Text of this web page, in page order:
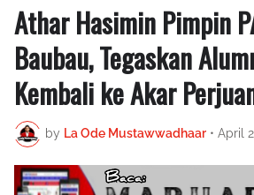
Athar Hasimin Pimpin
Baubau, Tegaskan
Kembali ke Akar
by La Ode Mustawwadhaar • April